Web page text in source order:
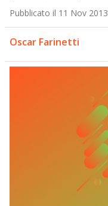
Pubblicato il 11 Nov 2013
Oscar Farinetti